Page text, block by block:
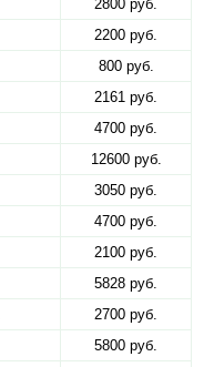
2800 руб.
2200 руб.
800 руб.
2161 руб.
4700 руб.
12600 руб.
3050 руб.
4700 руб.
2100 руб.
5828 руб.
2700 руб.
5800 руб.